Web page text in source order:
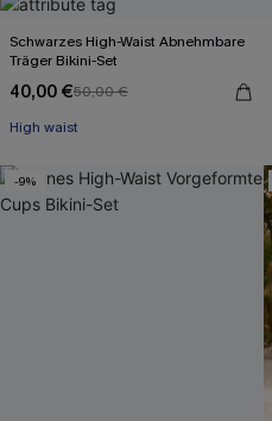
Schwarzes High-Waist Abnehmbare
Träger Bikini-Set
40,00 €50,00 €
High waist
-9%